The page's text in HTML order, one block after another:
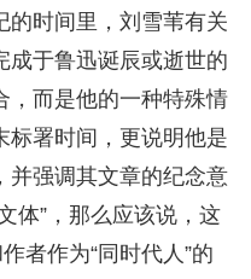
的时间里，刘雪苇有关
成于鲁迅诞辰或逝世的
，而是他的一种特殊情
标署时间，更说明他是
并强调其文章的纪念意
体”，那么应该说，这
者作为“同时代人”的